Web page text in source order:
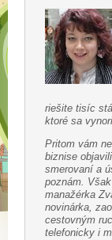
riešite tisíc
ktoré sa
Pritom vám
biznise
smerovaní a
poznám.
manažérka
novinárka,
cestovným
telefonicky i